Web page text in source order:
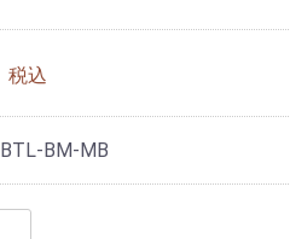
税込
BTL-BM-MB